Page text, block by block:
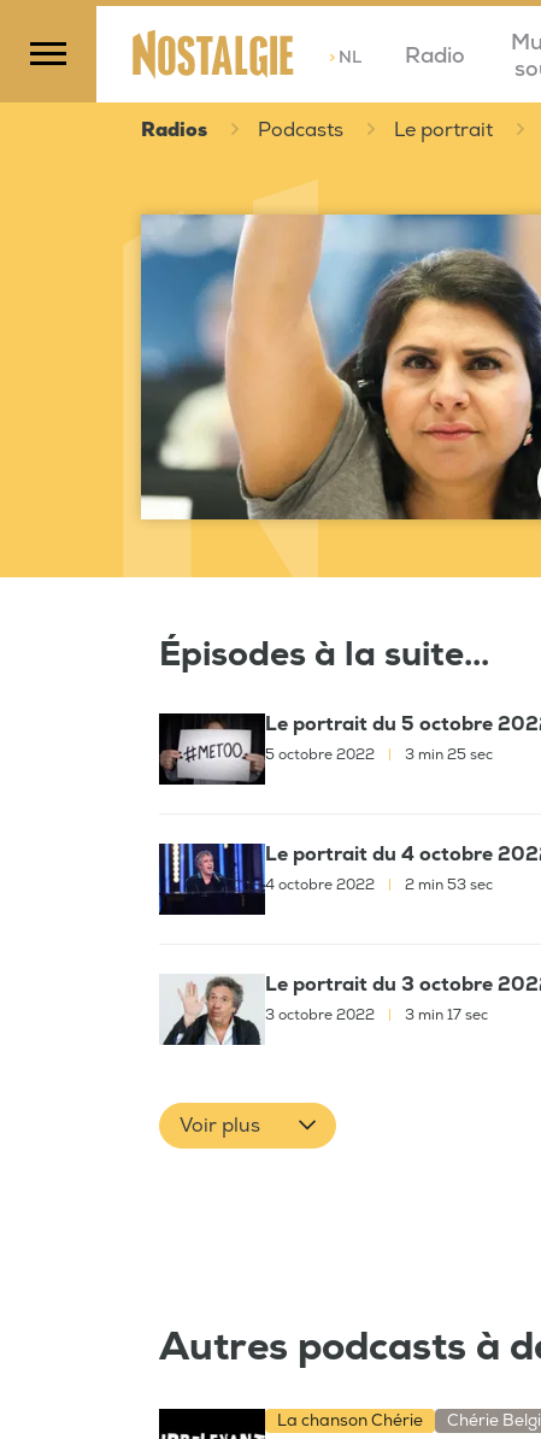
>NL Radio
Radios Podcasts Le portrait
Épisodes à la suite...
Le portrait du 5 octobre
5 octobre 2022 3 min 25 sec
Le portrait du 4 octobre
4 octobre 2022 2 min 53 sec
Le portrait du 3 octobre
3 octobre 2022 3 min 17 sec
Voir plus
Autres podcasts à
La chanson Chérie Chérie